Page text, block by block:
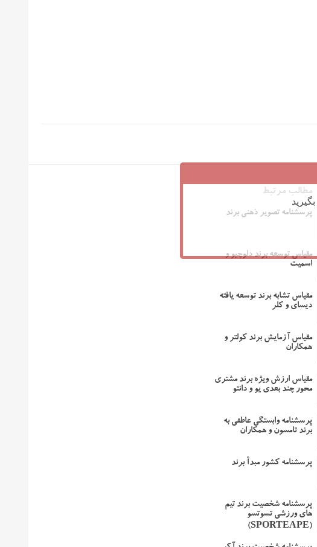
مطالب مرتبط
پرسشنامه تصویر ذهنی برند
مقیاس توسعه برند دلوچیو و
اسمیت
مقیاس تشابه برند توسعه یافته
دیسای و کلر
مقیاس آزمایش برند کولتر و
همکاران
مقیاس ارزش ویژه برند مشتری
محور چند بعدی یو و دانتو
پرسشنامه وابستگی عاطفی به
برند تامسون و همکاران
پرسشنامه کشور مبدأ برند
پرسشنامه شخصیت برند تیم
های ورزشی تسوتسو
(SPORTEAPE)